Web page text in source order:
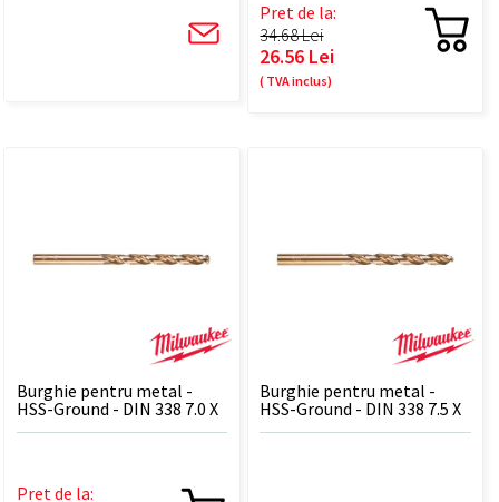
Pret de la:
34.68 Lei
26.56 Lei
( TVA inclus)
Burghie pentru metal -
HSS-Ground - DIN 338 7.0 X
109 - 1 BUC
Pret de la:
Burghie pentru metal -
HSS-Ground - DIN 338 7.5 X
109 - 1 BUC